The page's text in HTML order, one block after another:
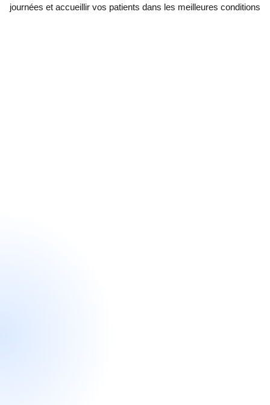
journées et accueillir vos patients dans les meilleures conditions